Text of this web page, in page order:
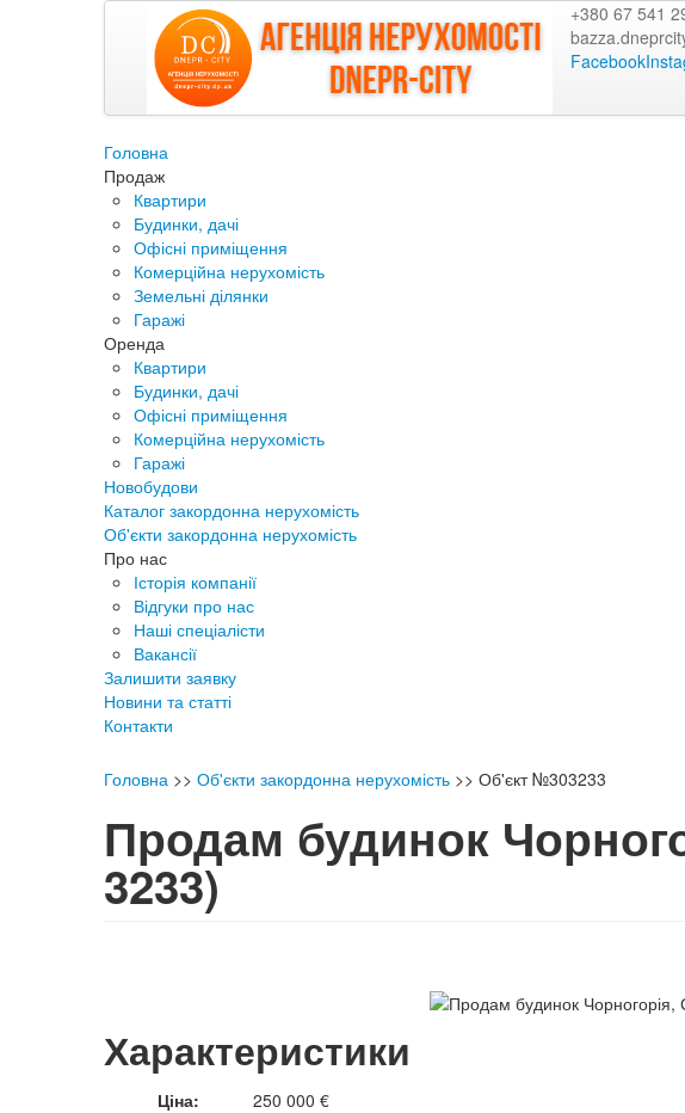
+380 67 541
Facebook
Головна
Продаж
Квартири
Будинки, дачі
Офісні приміщення
Комерційна нерухомість
Земельні ділянки
Гаражі
Оренда
Квартири
Будинки, дачі
Офісні приміщення
Комерційна нерухомість
Гаражі
Новобудови
Каталог закордонна нерухомість
Об'єкти закордонна нерухомість
Про нас
Історія компанії
Відгуки про нас
Наші спеціалісти
Вакансії
Залишити заявку
Новини та статті
Контакти
Головна >> Об'єкти закордонна нерухомість >> Об'єкт №303233
Продам будинок
3233)
Характеристики
Ціна:
250 000 €